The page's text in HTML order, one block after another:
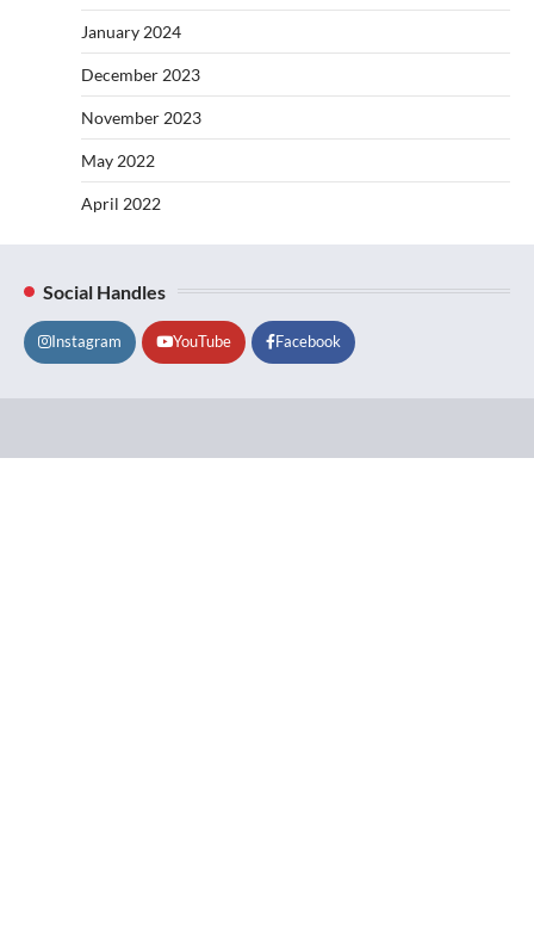
January 2024
December 2023
November 2023
May 2022
April 2022
Social Handles
Instagram YouTube Facebook